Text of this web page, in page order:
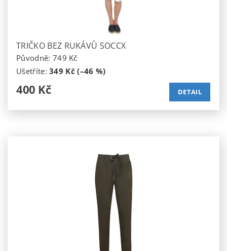
TRIČKO BEZ RUKÁVŮ SOCCX
Původně: 749 Kč
Ušetříte:349 Kč (–46 %)
400 Kč DETAIL